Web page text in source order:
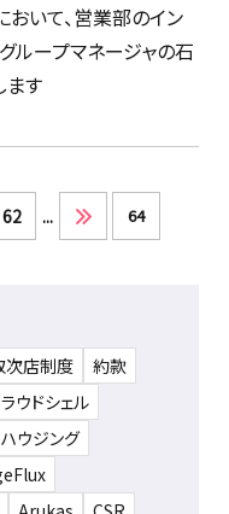
おいて、営業部のイン
ループマネージャの石
ます
62 ... 64
次店制度
約款
ウドシェル
ウジング